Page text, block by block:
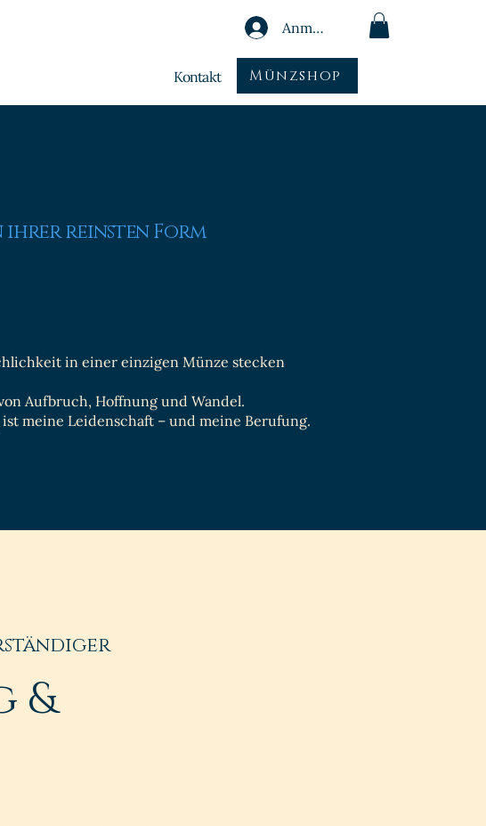
Kontakt
Anmelden
Münzshop
ihrer reinsten Form
in einer einzigen Münze stecken
Aufbruch, Hoffnung und Wandel.
meine Leidenschaft – und meine Berufung.
&